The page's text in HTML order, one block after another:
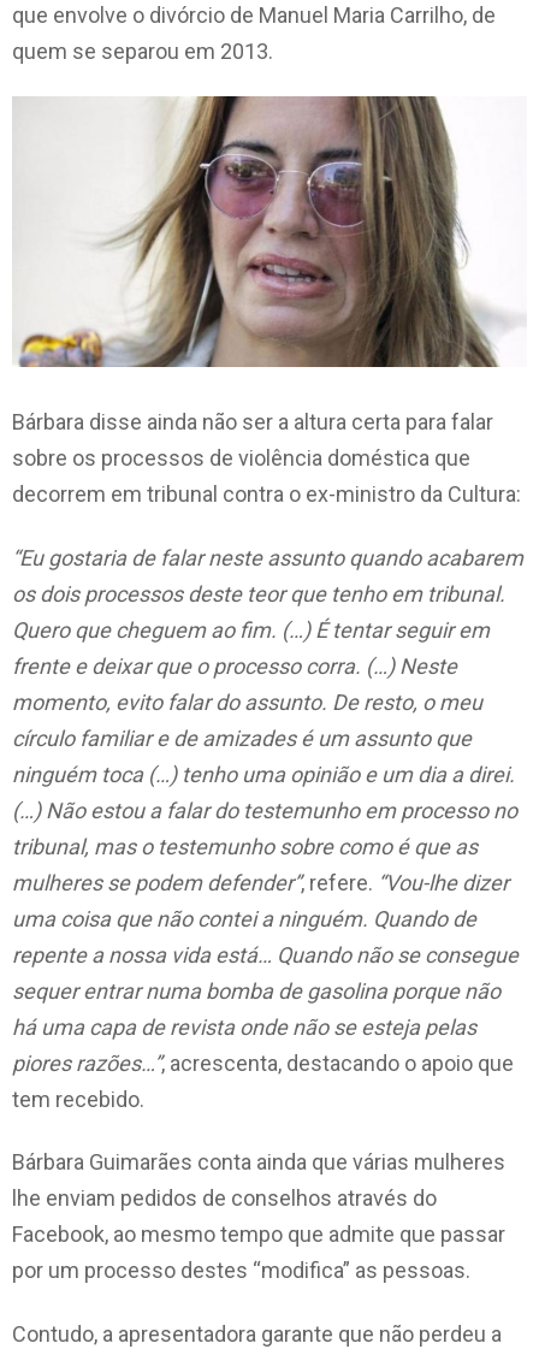
que envolve o divórcio de Manuel Maria Carrilho, de
quem se separou em 2013.
Bárbara disse ainda não ser a altura certa para falar
sobre os processos de violência doméstica que
decorrem em tribunal contra o ex-ministro da Cultura:
“Eu gostaria de falar neste assunto quando acabarem
os dois processos deste teor que tenho em tribunal.
Quero que cheguem ao fim. (…) É tentar seguir em
frente e deixar que o processo corra. (…) Neste
momento, evito falar do assunto. De resto, o meu
círculo familiar e de amizades é um assunto que
ninguém toca (…) tenho uma opinião e um dia a direi.
(…) Não estou a falar do testemunho em processo no
tribunal, mas o testemunho sobre como é que as
mulheres se podem defender”, refere. “Vou-lhe dizer
uma coisa que não contei a ninguém. Quando de
repente a nossa vida está… Quando não se consegue
sequer entrar numa bomba de gasolina porque não
há uma capa de revista onde não se esteja pelas
piores razões…”, acrescenta, destacando o apoio que
tem recebido.
Bárbara Guimarães conta ainda que várias mulheres
lhe enviam pedidos de conselhos através do
Facebook, ao mesmo tempo que admite que passar
por um processo destes “modifica” as pessoas.
Contudo, a apresentadora garante que não perdeu a